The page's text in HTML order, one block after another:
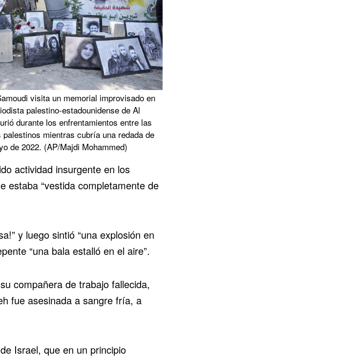
visita un memorial improvisado en
palestino-estadounidense de Al
durante los enfrentamientos entre las
mientras cubría una redada de
de 2022. (AP/Majdi Mohammed)
actividad insurgente en los
estaba “vestida completamente de
y luego sintió “una explosión en
“una bala estalló en el aire”.
compañera de trabajo fallecida,
fue asesinada a sangre fría, a
Israel, que en un principio